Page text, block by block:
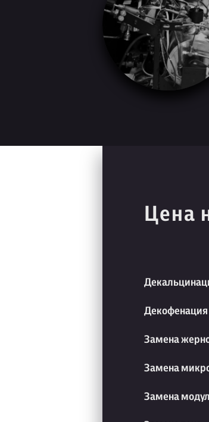
Цена
Декофенация
Замена
Замена
Замена